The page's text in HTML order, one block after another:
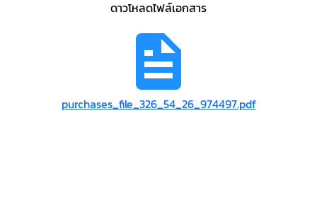
ดาวโหลดไฟล์เอกสาร
purchases_file_326_54_26_974497.pdf